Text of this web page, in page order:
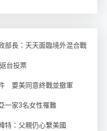
長：天天面臨境外混合戰
台投票
要美同意終戰並撤軍
一家3名女性罹難
：父親仍心繫美國